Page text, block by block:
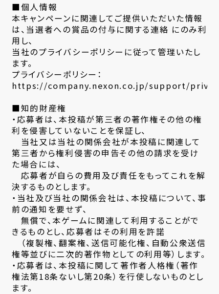
■個人情報
本キャンペーンに関連してご提供いただいた情報
は、当選者への賞品の付与に関する連絡 にのみ利
用し、
当社のプライバシーポリシーに従って管理いたし
ます。
プライバシーポリシー：
https://company.nexon.co.jp/support/
■知的財産権
・応募者は、本投稿が第三者の著作権その他の権
利を侵害していないことを保証し、
当社又は当社の関係会社が本投稿に関連して
第三者から権利侵害の申告その他の請求を受け
た場合には、
応募者が自らの費用及び責任をもってこれを解
決するものとします。
・当社及び当社の関係会社は、本投稿について、事
前の通知を要せず、
無償で、本ゲームに関連して利用することがで
きるものとし、応募者はその利用を許諾
（複製権、翻案権、送信可能化権、自動公衆送信
権等並びに二次的著作物としての利用等）します。
・応募者は、本投稿に関して著作者人格権（著作
権法第18条ないし第20条）を行使しないものとし
ます。